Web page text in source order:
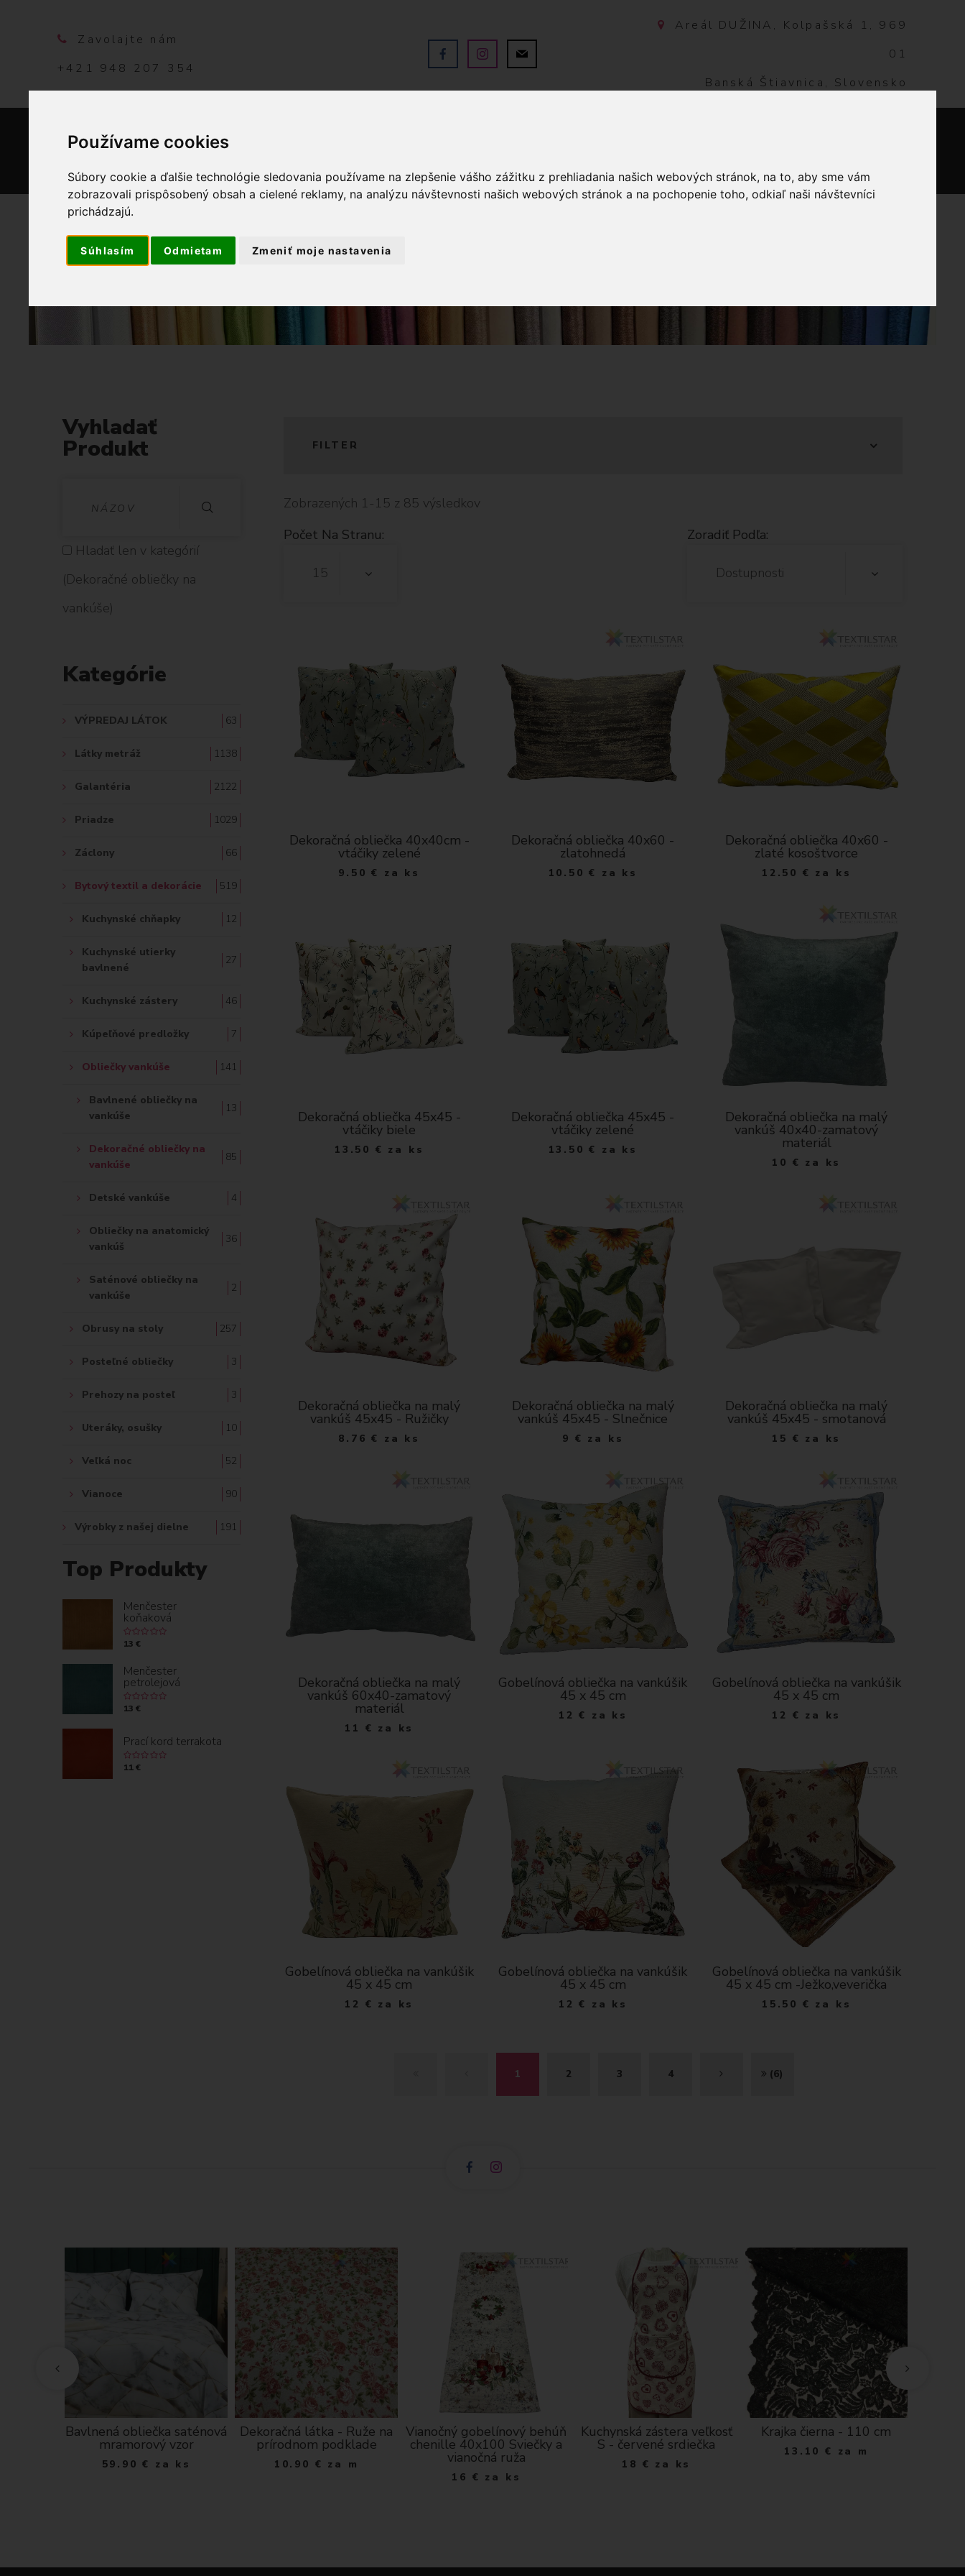
Používame cookies
Súbory cookie a ďalšie technológie sledovania používame na zlepšenie vášho zážitku z prehliadania našich webových stránok, na to, aby sme vám
zobrazovali prispôsobený obsah a cielené reklamy, na analýzu návštevnosti našich webových stránok a na pochopenie toho, odkiaľ naši návštevníci
prichádzajú.
Súhlasím Odmietam Zmeniť moje nastavenia
Zavolajte nám
+421 948 207 354
Areál DUŽINA, Kolpašská 1, 969
01
Banská Štiavnica, Slovensko
D
k
é
o
b
i
č
k
y
n
a
n
k
ú
š
e
OBCHOD
FILTER
Zobrazených 1-15 z 85 výsledkov
Počet Na Stranu:
15
Zoradiť Podľa:
Dostupnosti
Dekoračná obliečka 40x40cm -
vtáčiky zelené
9.50 € za ks
Dekoračná obliečka 40x60 -
zlatohnedá
10.50 € za ks
Dekoračná obliečka 40x60 -
zlaté kosoštvorce
12.50 € za ks
Dekoračná obliečka 45x45 -
vtáčiky biele
13.50 € za ks
Dekoračná obliečka 45x45 -
vtáčiky zelené
13.50 € za ks
Dekoračná obliečka na malý
vankúš 40x40-zamatový
materiál
10 € za ks
Dekoračná obliečka na malý
vankúš 45x45 - Ružičky
8.76 € za ks
Dekoračná obliečka na malý
vankúš 45x45 - Slnečnice
9 € za ks
Dekoračná obliečka na malý
vankúš 45x45 - smotanová
15 € za ks
Dekoračná obliečka na malý
vankúš 60x40-zamatový
materiál
11 € za ks
Gobelínová obliečka na vankúšik
45 x 45 cm
12 € za ks
Gobelínová obliečka na vankúšik
45 x 45 cm
12 € za ks
Gobelínová obliečka na vankúšik
45 x 45 cm
12 € za ks
Gobelínová obliečka na vankúšik
45 x 45 cm
12 € za ks
Gobelínová obliečka na vankúšik
45 x 45 cm -Ježko,veverička
15.50 € za ks
E
1 2 3 4 Ď K
E
(6)
Vyhladať
Produkt
H
L
A
A
:
Hladať len v kategórií
(Dekoračné obliečky na
vankúše)
Kategórie
VÝPREDAJ LÁTOK 63
Látky metráž 1138
Galantéria 2122
Priadze 1029
Záclony 66
Bytový textil a dekorácie 519
Kuchynské chňapky 12
Kuchynské utierky
bavlnené
27
Kuchynské zástery 46
Kúpeľňové predložky 7
Obliečky vankúše 141
Bavlnené obliečky na
vankúše
13
Dekoračné obliečky na
vankúše
85
Detské vankúše 4
Obliečky na anatomický
vankúš
36
Saténové obliečky na
vankúše
2
Obrusy na stoly 257
Posteľné obliečky 3
Prehozy na posteľ 3
Uteráky, osušky 10
Veľká noc 52
Vianoce 90
Výrobky z našej dielne 191
Top Produkty
Menčester
koňaková
13 €
Menčester
petrolejová
13 €
Prací kord terrakota
11 €
Bavlnená obliečka saténová
mramorový vzor
59.90 € za ks
Dekoračná látka - Ruže na
prírodnom podklade
10.90 € za m
Vianočný gobelínový behúň
chenille 40x100 Sviečky a
vianočná ruža
16 € za ks
Kuchynská zástera veľkosť
S - červené srdiečka
18 € za ks
Krajka čierna - 110 cm
13.10 € za m